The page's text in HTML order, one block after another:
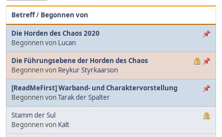
Betreff/ Begonnen von
Die Horden des Chaos 2020
Begonnen von Lucan
Die Führungsebene der Horden des Chaos
Begonnen von Reykur Styrkaarson
[ReadMeFirst] Warband- und Charaktervorstellung
Begonnen vonTarak der Spalter
Stamm der Sul
Begonnen von Kalt